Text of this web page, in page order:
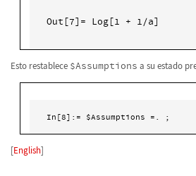
Out[7]= Log[1 + 1/a]
Esto restablece $Assumptions a su estado
In[8]:= $Assumptions =. ;
[English]